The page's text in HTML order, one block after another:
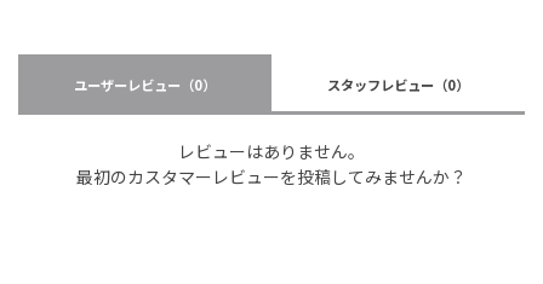
ユーザーレビュー （0） スタッフレビュー （0）
レビューはありません。
最初のカスタマーレビューを投稿してみませんか？